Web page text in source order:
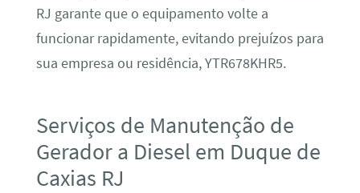
RJ garante que o equipamento volte a
funcionar rapidamente, evitando prejuízos para
sua empresa ou residência, YTR678KHR5.
Serviços de Manutenção de
Gerador a Diesel em Duque de
Caxias RJ